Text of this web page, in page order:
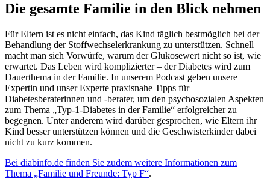
Die gesamte Familie in den Blick nehmen
Für Eltern ist es nicht einfach, das Kind täglich bestmöglich bei der
Behandlung der Stoffwechselerkrankung zu unterstützen. Schnell
macht man sich Vorwürfe, warum der Glukosewert nicht so ist, wie
erwartet. Das Leben wird komplizierter – der Diabetes wird zum
Dauerthema in der Familie. In unserem Podcast geben unsere
Expertin und unser Experte praxisnahe Tipps für
Diabetesberaterinnen und -berater, um den psychosozialen Aspekten
zum Thema „Typ-1-Diabetes in der Familie“ erfolgreicher zu
begegnen. Unter anderem wird darüber gesprochen, wie Eltern ihr
Kind besser unterstützen können und die Geschwisterkinder dabei
nicht zu kurz kommen.
Bei diabinfo.de finden Sie zudem weitere Informationen zum
Thema „Familie und Freunde: Typ F“.